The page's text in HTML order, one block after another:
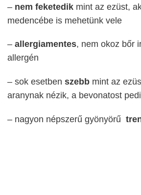
– nem feketedik mint az ezüst,
medencébe is mehetünk vele
– allergiamentes, nem okoz bőr
allergén
– sok esetben szebb mint az
aranynak nézik, a bevonatost
– nagyon népszerű gyönyörű